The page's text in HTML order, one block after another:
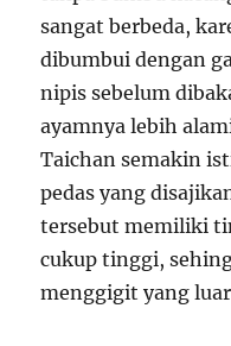
sangat berbeda,
dibumbui dengan
nipis sebelum
ayamnya lebih
Taichan semakin
pedas yang
tersebut memiliki
cukup tinggi,
menggigit yang